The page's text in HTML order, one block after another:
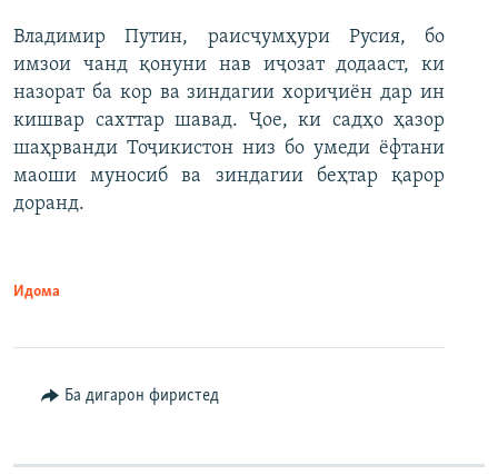
Владимир Путин, раисҷумҳури Русия, бо
имзои чанд қонуни нав иҷозат додааст, ки
назорат ба кор ва зиндагии хориҷиён дар ин
кишвар сахттар шавад. Ҷое, ки садҳо ҳазор
шаҳрванди Тоҷикистон низ бо умеди ёфтани
маоши муносиб ва зиндагии беҳтар қарор
доранд.
Идома
Ба дигарон фиристед